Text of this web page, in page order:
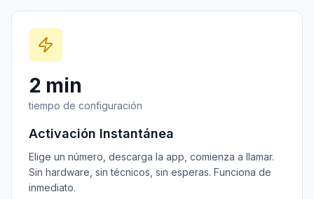
2 min
tiempo de configuración
Activación Instantánea
Elige un número, descarga la app, comienza a llamar.
Sin hardware, sin técnicos, sin esperas. Funciona de
inmediato.